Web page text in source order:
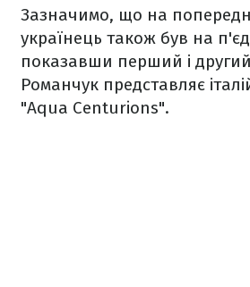
Зазначимо, що на
українець також був на
показавши перший і
Романчук представляє
"Aqua Centurions".